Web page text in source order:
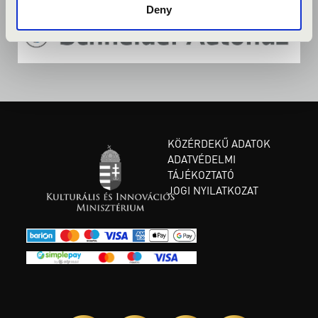
Deny
KÖZÉRDEKŰ ADATOK
ADATVÉDELMI
TÁJÉKOZTATÓ
JOGI NYILATKOZAT